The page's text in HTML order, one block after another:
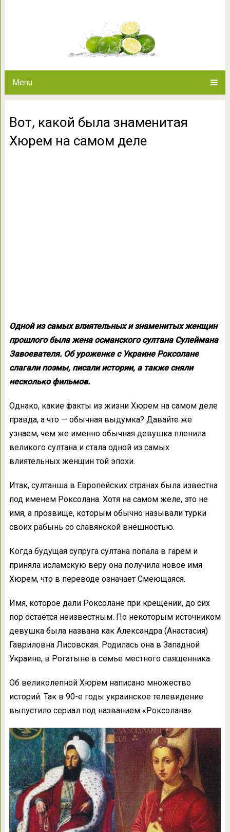
Menu
Вот, какой была знаменитая
Хюрем на самом деле
Одной из самых влиятельных и знаменитых женщин
прошлого была жена османского султана Сулеймана
Завоевателя. Об уроженке с Украине Роксолане
слагали поэмы, писали истории, а также сняли
несколько фильмов.
Однако, какие факты из жизни Хюрем на самом деле
правда, а что — обычная выдумка? Давайте же
узнаем, чем же именно обычная девушка пленила
великого султана и стала одной из самых
влиятельных женщин той эпохи.
Итак, султанша в Европейских странах была известна
под именем Роксолана. Хотя на самом желе, это не
имя, а прозвище, которым обычно называли турки
своих рабынь со славянской внешностью.
Когда будущая супруга султана попала в гарем и
приняла исламскую веру она получила новое имя
Хюрем, что в переводе означает Смеющаяся.
Имя, которое дали Роксолане при крещении, до сих
пор остаётся неизвестным. По некоторым источником
девушка была названа как Александра (Анастасия)
Гавриловна Лисовская. Родилась она в Западной
Украине, в Рогатыне в семье местного священника.
Об великолепной Хюрем написано множество
историй. Так в 90-е годы украинское телевидение
выпустило сериал под названием «Роксолана».